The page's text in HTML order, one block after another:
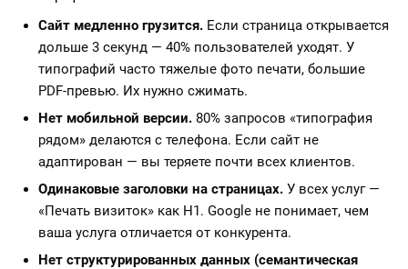
Сайт медленно грузится. Если страница открывается
дольше 3 секунд — 40% пользователей уходят. У
типографий часто тяжелые фото печати, большие
PDF-превью. Их нужно сжимать.
Нет мобильной версии. 80% запросов «типография
рядом» делаются с телефона. Если сайт не
адаптирован — вы теряете почти всех клиентов.
Одинаковые заголовки на страницах. У всех услуг —
«Печать визиток» как H1. Google не понимает, чем
ваша услуга отличается от конкурента.
Нет структурированных данных (семантическая